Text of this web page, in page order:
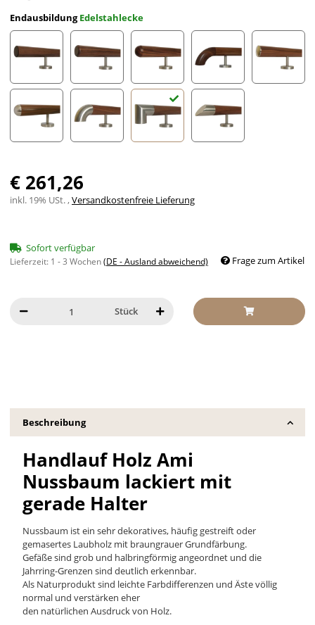
EndausbildungEdelstahlecke
gefast Radius gefrästHalbkugel gefrästHolzkrümmling
€ 261,26
inkl. 19% USt. ,Versandkostenfreie Lieferung
Sofort verfügbar
Lieferzeit: 1 - 3 Wochen(DE - Ausland abweichend) Frage zum Artikel
Stück
Beschreibung
Handlauf Holz Ami
Nussbaum lackiert mit
gerade Halter
Nussbaum ist ein sehr dekoratives, häufig gestreift oder
gemasertes Laubholz mit braungrauer Grundfärbung.
Gefäße sind grob und halbringförmig angeordnet und die
Jahrring-Grenzen sind deutlich erkennbar.
Als Naturprodukt sind leichte Farbdifferenzen und Äste völlig
normal und verstärken eher
den natürlichen Ausdruck von Holz.